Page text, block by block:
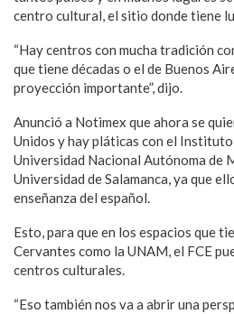
centro cultural, el sitio donde tiene
“Hay centros con mucha tradición
que tiene décadas o el de Buenos
proyección importante”, dijo.
Anunció a Notimex que ahora se
Unidos y hay pláticas con el
Universidad Nacional Autónoma de
Universidad de Salamanca, ya que
enseñanza del español.
Esto, para que en los espacios que
Cervantes como la UNAM, el FCE
centros culturales.
“Eso también nos va a abrir una